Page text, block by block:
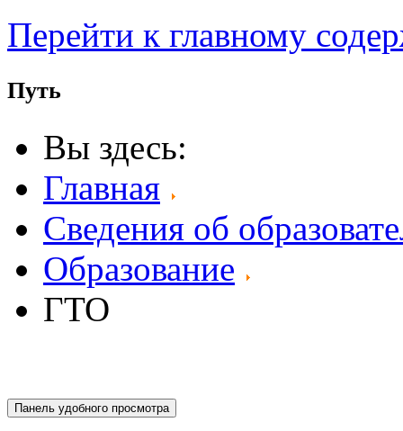
Перейти к главному
Путь
Вы здесь:
Главная
Сведения об
Образование
ГТО
Панель удобного просмотра